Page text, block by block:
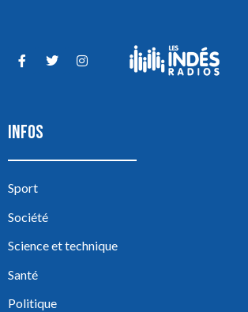
INFOS
Sport
Société
Science et technique
Santé
Politique